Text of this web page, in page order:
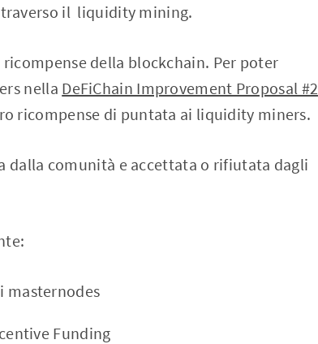
il liquidity mining.
della blockchain. Per poter
nella DeFiChain Improvement Proposal #2
ricompense di puntata ai liquidity miners.
dalla comunità e accettata o rifiutata dagli
masternodes
Funding